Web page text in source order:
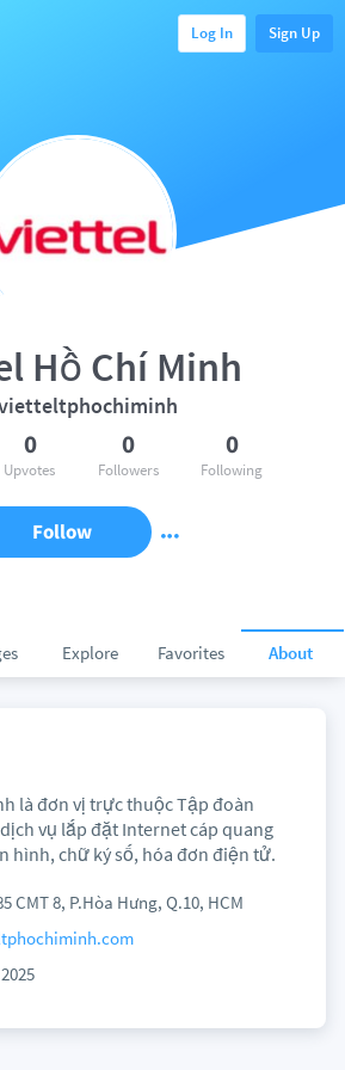
Log In Sign Up
Explore Favorites About
Hồ Chí Minh
0
Upvotes
0
Followers
0
Following
Follow
là đơn vị trực thuộc Tập đoàn
vụ lắp đặt Internet cáp quang
hình, chữ ký số, hóa đơn điện tử.
CMT 8, P.Hòa Hưng, Q.10, HCM